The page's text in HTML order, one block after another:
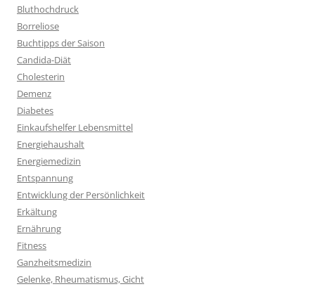
Bluthochdruck
Borreliose
Buchtipps der Saison
Candida-Diät
Cholesterin
Demenz
Diabetes
Einkaufshelfer Lebensmittel
Energiehaushalt
Energiemedizin
Entspannung
Entwicklung der Persönlichkeit
Erkältung
Ernährung
Fitness
Ganzheitsmedizin
Gelenke, Rheumatismus, Gicht